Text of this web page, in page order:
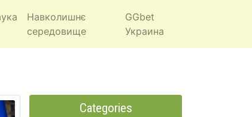
Навколишнє
середовище
GGbet
Украина
Categories